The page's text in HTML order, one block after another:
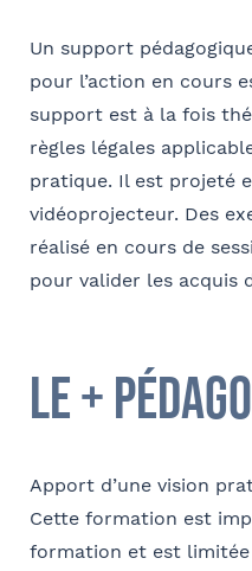
Un support
pour l’action en cours
support est à la fois
règles légales
pratique. Il est projeté
vidéoprojecteur. Des
réalisé en cours de
pour valider les acquis
le +
Apport d’une vision
Cette formation est
formation et est limitée
Code postal
Prénom
Nom
J'autorise
données pour
et d'invitations aux
du cabinet FACULTATIF
Je
Conformément à la loi «
modifiée en 2004, vous
avocats.com